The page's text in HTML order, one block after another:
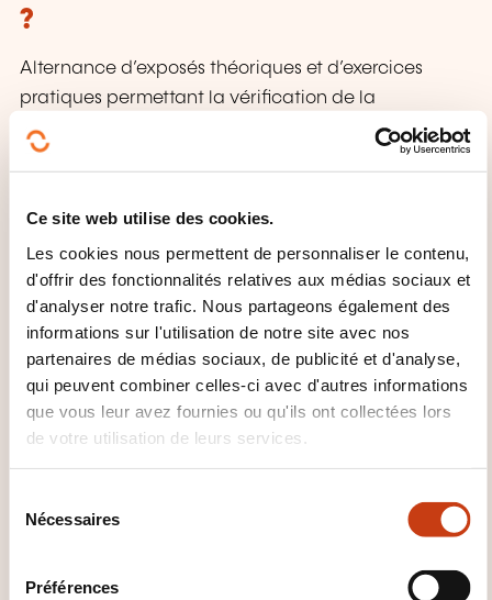
Ce site web utilise des cookies.
Les cookies nous permettent de personnaliser le contenu,
d'offrir des fonctionnalités relatives aux médias sociaux et
d'analyser notre trafic. Nous partageons également des
informations sur l'utilisation de notre site avec nos
partenaires de médias sociaux, de publicité et d'analyse,
qui peuvent combiner celles-ci avec d'autres informations
que vous leur avez fournies ou qu'ils ont collectées lors
de votre utilisation de leurs services.
Nécessaires
Préférences
?
Alternance d’exposés théoriques et d’exercices
pratiques permettant la vérification de la
compréhension de la matière.
Questionnement interactif dans le but de partager
COMMENT L’ÉVALUATION EST-
ELLE ORGANISÉE ?
Avant le début de la formation: test de
positionnement.
Pendant la formation: ateliers pratiques, jeux
collaboratifs, parcours de validation des
forme de quiz.
QUE RECEVEZ-VOUS À LA FIN DE